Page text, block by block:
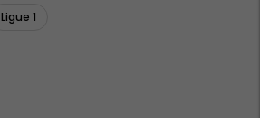
Ligue 1